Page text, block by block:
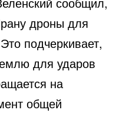
дроны для
подчеркивает,
для ударов
на
общей